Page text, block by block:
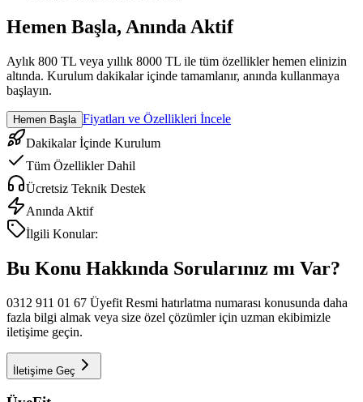
Hemen Başla, Anında Aktif
Aylık 800 TL veya yıllık 8000 TL ile tüm özellikler hemen elinizin
altında. Kurulum dakikalar içinde tamamlanır, anında kullanmaya
başlayın.
Hemen Başla Fiyatları ve Özellikleri İncele
Dakikalar İçinde Kurulum
Tüm Özellikler Dahil
Ücretsiz Teknik Destek
Anında Aktif
İlgili Konular:
Bu Konu Hakkında Sorularınız mı Var?
0312 911 01 67 Üyefit Resmi hatırlatma numarası konusunda daha
fazla bilgi almak veya size özel çözümler için uzman ekibimizle
iletişime geçin.
İletişime Geç